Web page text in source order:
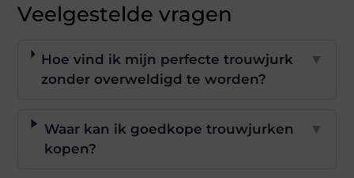
Veelgestelde vragen
Hoe vind ik mijn perfecte trouwjurk
zonder overweldigd te worden?
▼
Waar kan ik goedkope trouwjurken
kopen?
▼